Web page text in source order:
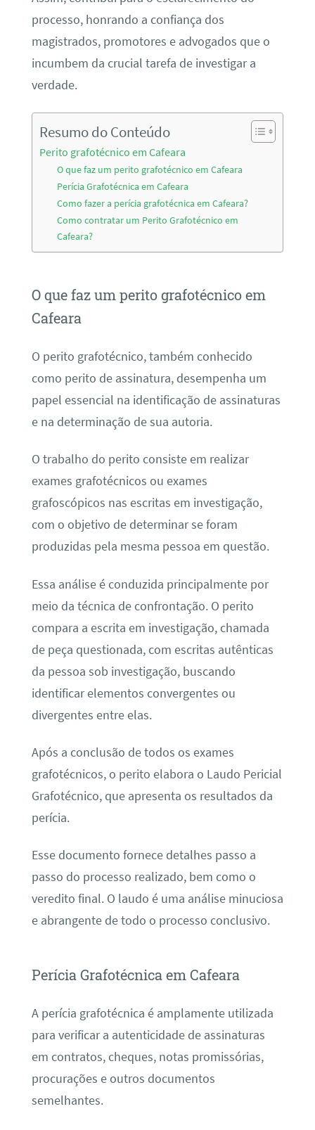
processo, honrando a confiança dos
magistrados, promotores e advogados que o
incumbem da crucial tarefa de investigar a
verdade.
Resumo do Conteúdo
Perito grafotécnico em Cafeara
O que faz um perito grafotécnico em Cafeara
Perícia Grafotécnica em Cafeara
Como fazer a perícia grafotécnica em Cafeara?
Como contratar um Perito Grafotécnico em
Cafeara?
O que faz um perito grafotécnico em
Cafeara
O perito grafotécnico, também conhecido
como perito de assinatura, desempenha um
papel essencial na identificação de assinaturas
e na determinação de sua autoria.
O trabalho do perito consiste em realizar
exames grafotécnicos ou exames
grafoscópicos nas escritas em investigação,
com o objetivo de determinar se foram
produzidas pela mesma pessoa em questão.
Essa análise é conduzida principalmente por
meio da técnica de confrontação. O perito
compara a escrita em investigação, chamada
de peça questionada, com escritas autênticas
da pessoa sob investigação, buscando
identificar elementos convergentes ou
divergentes entre elas.
Após a conclusão de todos os exames
grafotécnicos, o perito elabora o Laudo Pericial
Grafotécnico, que apresenta os resultados da
perícia.
Esse documento fornece detalhes passo a
passo do processo realizado, bem como o
veredito final. O laudo é uma análise minuciosa
e abrangente de todo o processo conclusivo.
Perícia Grafotécnica em Cafeara
A perícia grafotécnica é amplamente utilizada
para verificar a autenticidade de assinaturas
em contratos, cheques, notas promissórias,
procurações e outros documentos
semelhantes.